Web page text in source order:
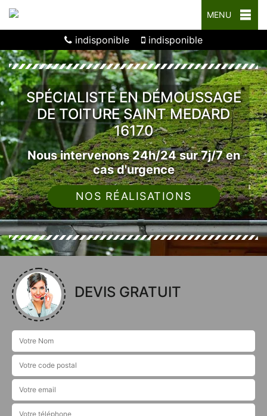
MENU
indisponible indisponible
SPÉCIALISTE EN DÉMOUSSAGE
DE TOITURE SAINT MEDARD
16170
Nous intervenons 24h/24 sur 7j/7 en
cas d'urgence
NOS RÉALISATIONS
DEVIS GRATUIT